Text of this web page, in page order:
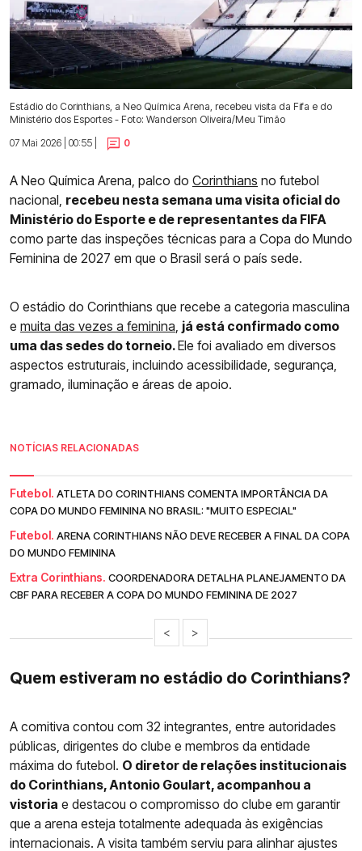
Estádio do Corinthians, a Neo Química Arena, recebeu visita da Fifa e do
Ministério dos Esportes - Foto: Wanderson Oliveira/Meu Timão
07 Mai 2026 | 00:55 |
0
A Neo Química Arena, palco do Corinthians no futebol
nacional, recebeu nesta semana uma visita oficial do
Ministério do Esporte e de representantes da FIFA
como parte das inspeções técnicas para a Copa do Mundo
Feminina de 2027 em que o Brasil será o país sede.
O estádio do Corinthians que recebe a categoria masculina
e muita das vezes a feminina já está confirmado como
uma das sedes do torneio.Ele foi avaliado em diversos
aspectos estruturais, incluindo acessibilidade, segurança,
gramado, iluminação e áreas de apoio.
NOTÍCIAS RELACIONADAS
Futebol. ATLETA DO CORINTHIANS COMENTA IMPORTÂNCIA DA
COPA DO MUNDO FEMININA NO BRASIL: "MUITO ESPECIAL"
Futebol. ARENA CORINTHIANS NÃO DEVE RECEBER A FINAL DA COPA
DO MUNDO FEMININA
Extra Corinthians. COORDENADORA DETALHA PLANEJAMENTO DA
CBF PARA RECEBER A COPA DO MUNDO FEMININA DE 2027
< >
Quem estiveram no estádio do Corinthians?
A comitiva contou com 32 integrantes, entre autoridades
públicas, dirigentes do clube e membros da entidade
máxima do futebol. O diretor de relações institucionais
do Corinthians, Antonio Goulart, acompanhou a
vistoria e destacou o compromisso do clube em garantir
que a arena esteja totalmente adequada às exigências
internacionais. A visita também serviu para alinhar ajustes